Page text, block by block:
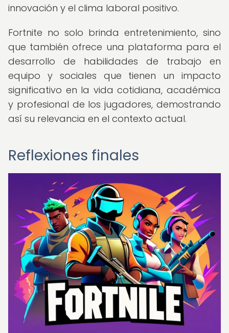
innovación y el clima laboral positivo.
Fortnite no solo brinda entretenimiento, sino
que también ofrece una plataforma para el
desarrollo de habilidades de trabajo en
equipo y sociales que tienen un impacto
significativo en la vida cotidiana, académica
y profesional de los jugadores, demostrando
así su relevancia en el contexto actual.
Reflexiones finales